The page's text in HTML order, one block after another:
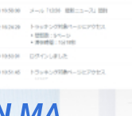
EVENT
をカタチに。